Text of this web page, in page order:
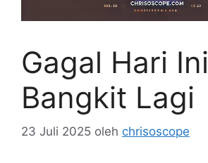
Gagal Hari Ini
Bangkit Lagi
23 Juli 2025 oleh chrisoscope